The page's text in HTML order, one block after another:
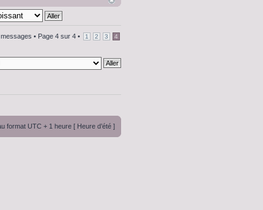
• Page 4 sur 4 • 1 2 3 4
format UTC + 1 heure [ Heure d’été ]